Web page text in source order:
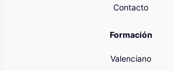
Contacto
Formación
Valenciano